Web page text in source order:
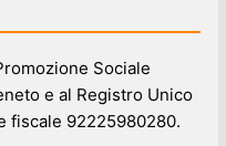
Sociale
e al Registro Unico
fiscale 92225980280.